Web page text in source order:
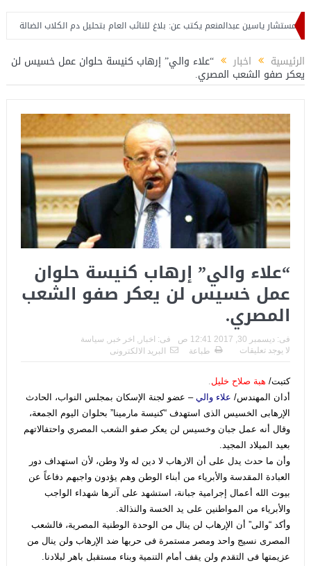
ياسين عبدالمنعم يكتب عن: بلاغ للنائب العام بتحليل دم الكلاب الضالة
الرئيسية اخبار “علاء والي” إرهاب كنيسة حلوان عمل خسيس لن
يعكر صفو الشعب المصري.
“علاء والي” إرهاب كنيسة حلوان
عمل خسيس لن يعكر صفو الشعب
المصري.
فى: ديسمبر 30, 2017 12:41 ص فى: اخبار اخر خبر
سياسة
لا يوجد تعليقات
طباعة البريد الالكترونى
كتبت/هبة صلاح خليل
أدان المهندس/علاء والي – عضو لجنة الإسكان بمجلس النواب، الحادث
الإرهابى الخسيس الذى استهدف “كنيسة مارمينا” بحلوان اليوم الجمعة،
وقال أنه عمل جبان وخسيس لن يعكر صفو الشعب المصري واحتفالاتهم
بعيد الميلاد المجيد.
وأن ما حدث يدل على أن الارهاب لا دين له ولا وطن، لأن استهداف دور
العبادة المقدسة والأبرياء من أبناء الوطن وهم يؤدون واجبهم دفاعاً عن
بيوت الله أعمال إجرامية جبانة، استشهد على آثرها شهداء الواجب
والأبرياء من المواطنين على يد الخسة والنذالة.
وأكد “والى” أن الإرهاب لن ينال من الوحدة الوطنية المصرية، فالشعب
المصرى نسيج واحد ومصر مستمرة فى حربها ضد الإرهاب ولن ينال من
عزيمتها فى التقدم ولن يقف أمام التنمية وبناء مستقبل باهر لبلادنا.